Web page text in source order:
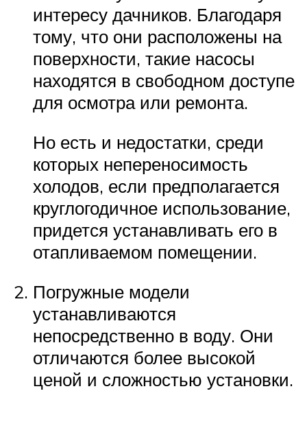
интересу дачников. Благодаря
тому, что они расположены на
поверхности, такие насосы
находятся в свободном доступе
для осмотра или ремонта.
Но есть и недостатки, среди
которых непереносимость
холодов, если предполагается
круглогодичное использование,
придется устанавливать его в
отапливаемом помещении.
Погружные модели
устанавливаются
непосредственно в воду. Они
отличаются более высокой
ценой и сложностью установки.